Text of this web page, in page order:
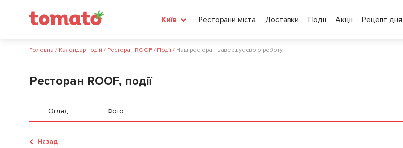
Київ Ресторани міста Доставки Події Акції Рецепт дня
Головна / Календар подій / Ресторан ROOF / Події / Наш ресторан завершує свою роботу.
Ресторан ROOF, події
Огляд Фото
Назад